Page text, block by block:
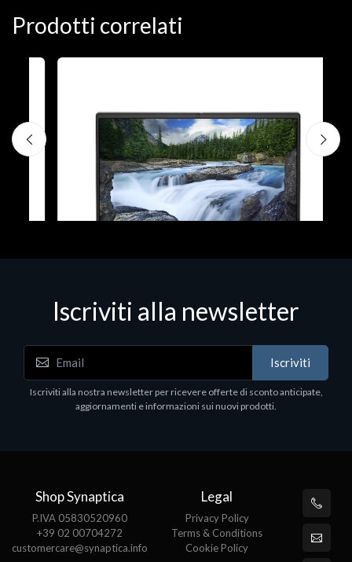
Prodotti correlati
DELL Latitude 7640, Intel Core i7, 40.6 cm (16"),
1920 x 1200 pixels, 32 GB, 1000 GB, Windows 11
Pro
Iscriviti alla newsletter
Iscriviti
Iscriviti alla nostra newsletter per ricevere offerte di sconto anticipate,
aggiornamenti e informazioni sui nuovi prodotti.
Shop Synaptica
P.IVA 05830520960
+39 02 00704272
customercare@synaptica.info
Legal
Privacy Policy
Terms & Conditions
Cookie Policy